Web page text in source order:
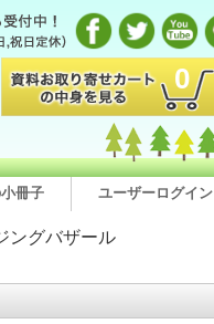
0
冊子 ユーザーログイン
ングバザール